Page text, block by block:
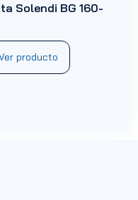
Solendi BG 160-
producto